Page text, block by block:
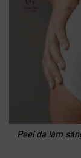
Peel da làm